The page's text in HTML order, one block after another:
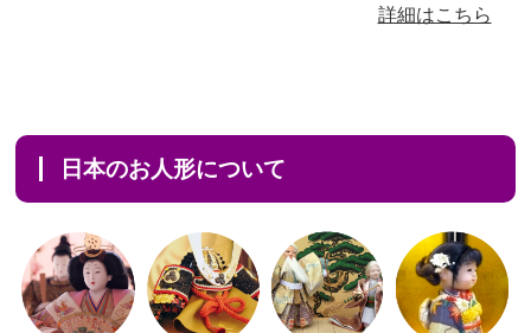
詳細はこちら
日本のお人形について